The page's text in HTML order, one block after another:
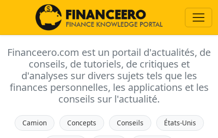
Financeero.com est un portail d'actualités, de
conseils, de tutoriels, de critiques et
d'analyses sur divers sujets tels que les
finances personnelles, les applications et les
conseils sur l'actualité.
Camion Concepts Conseils États-Unis